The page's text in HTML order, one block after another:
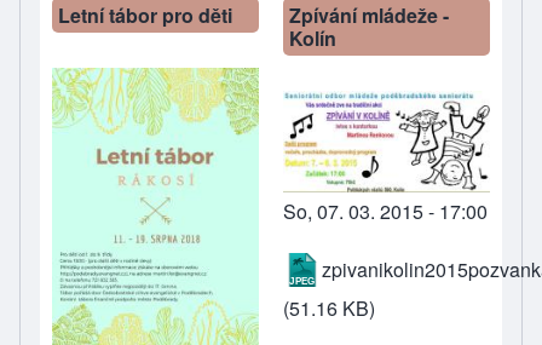
Letní tábor pro děti
Zpívání mládeže -
Kolín
So, 07. 03. 2015 - 17:00
(51.16 KB)